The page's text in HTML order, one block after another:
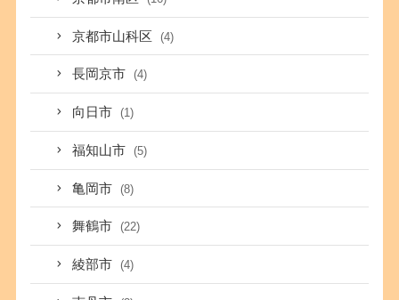
京都市山科区 (4)
長岡京市 (4)
向日市 (1)
福知山市 (5)
亀岡市 (8)
舞鶴市 (22)
綾部市 (4)